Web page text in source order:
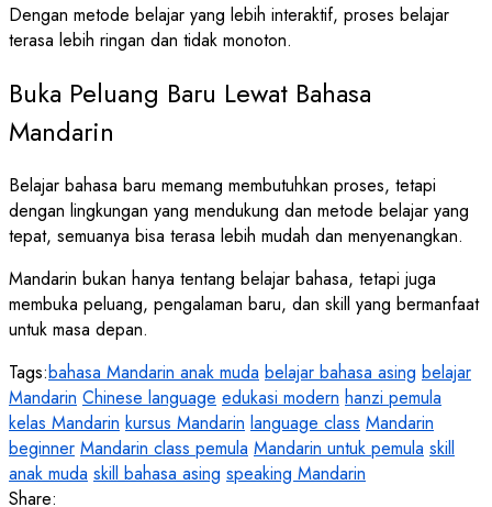
Dengan metode belajar yang lebih interaktif, proses belajar
terasa lebih ringan dan tidak monoton.
Buka Peluang Baru Lewat Bahasa
Mandarin
Belajar bahasa baru memang membutuhkan proses, tetapi
dengan lingkungan yang mendukung dan metode belajar yang
tepat, semuanya bisa terasa lebih mudah dan menyenangkan.
Mandarin bukan hanya tentang belajar bahasa, tetapi juga
membuka peluang, pengalaman baru, dan skill yang bermanfaat
untuk masa depan.
Tags:bahasa Mandarin anak muda belajar bahasa asing belajar
Mandarin Chinese language edukasi modern hanzi pemula
kelas Mandarin kursus Mandarin language class Mandarin
beginner Mandarin class pemula Mandarin untuk pemula skill
anak muda skill bahasa asing speaking Mandarin
Share: